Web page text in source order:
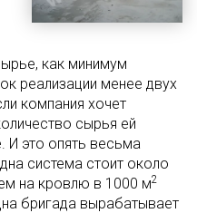
как минимум
реализации менее двух
компания хочет
сырья ей
И это опять весьма
система стоит около
на кровлю в 1000 м2
бригада вырабатывает